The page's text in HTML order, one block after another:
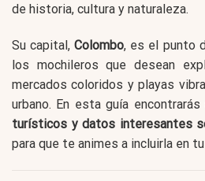
de historia, cultura y naturaleza.
Su capital,Colombo, es el punto
los mochileros que desean
mercados coloridos y playas
urbano. En esta guía encontrarás
turísticos y datos interesantes
para que te animes a incluirla en